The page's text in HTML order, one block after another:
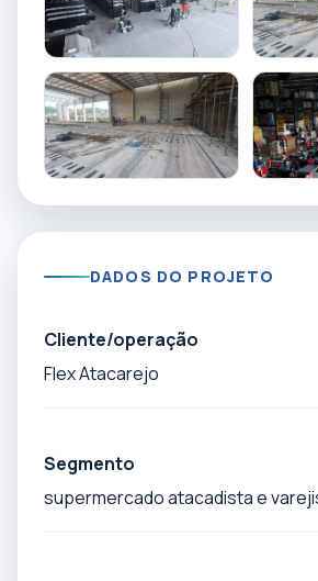
DADOS DO PROJETO
Cliente/operação
Flex Atacarejo
Segmento
supermercado atacadista e